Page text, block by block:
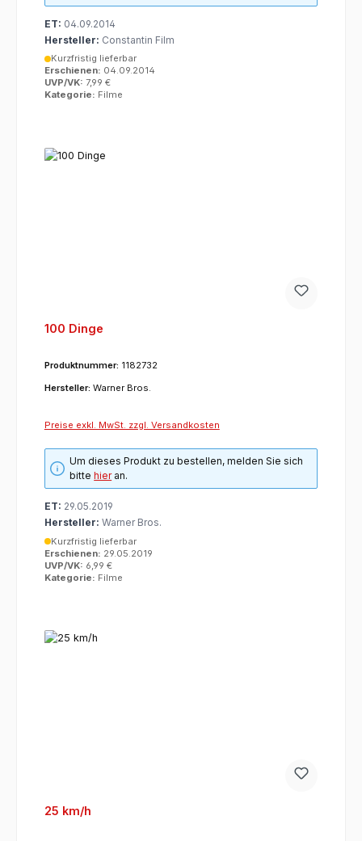
ET: 04.09.2014
Hersteller: Constantin Film
Kurzfristig lieferbar
Erschienen: 04.09.2014
UVP/VK: 7,99 €
Kategorie: Filme
100 Dinge
Produktnummer: 1182732
Hersteller: Warner Bros.
Preise exkl. MwSt. zzgl. Versandkosten
Um dieses Produkt zu bestellen, melden Sie sich
bittehieran.
ET: 29.05.2019
Hersteller: Warner Bros.
Kurzfristig lieferbar
Erschienen: 29.05.2019
UVP/VK: 6,99 €
Kategorie: Filme
25 km/h